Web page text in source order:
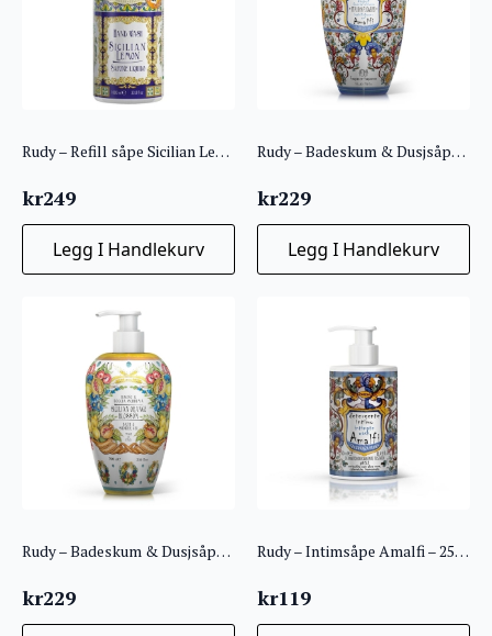
Rudy – Refill såpe Sicilian Lemon 1L
kr249
Legg I Handlekurv
Rudy – Badeskum & Dusjsåpe 700ml – Amalfi Peony
kr229
Legg I Handlekurv
Rudy – Badeskum & Dusjsåpe 700ml – Sicilian orange blossom
kr229
Rudy – Intimsåpe Amalfi – 250ml
kr119